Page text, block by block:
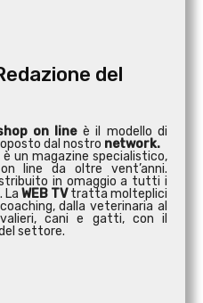
del
on line è il modello di
dal nostro network.
è un magazine specialistico,
line da oltre vent’anni.
in omaggio a tutti i
. La WEB TVtratta molteplici
dalla veterinaria al
cani e gatti, con il
settore.